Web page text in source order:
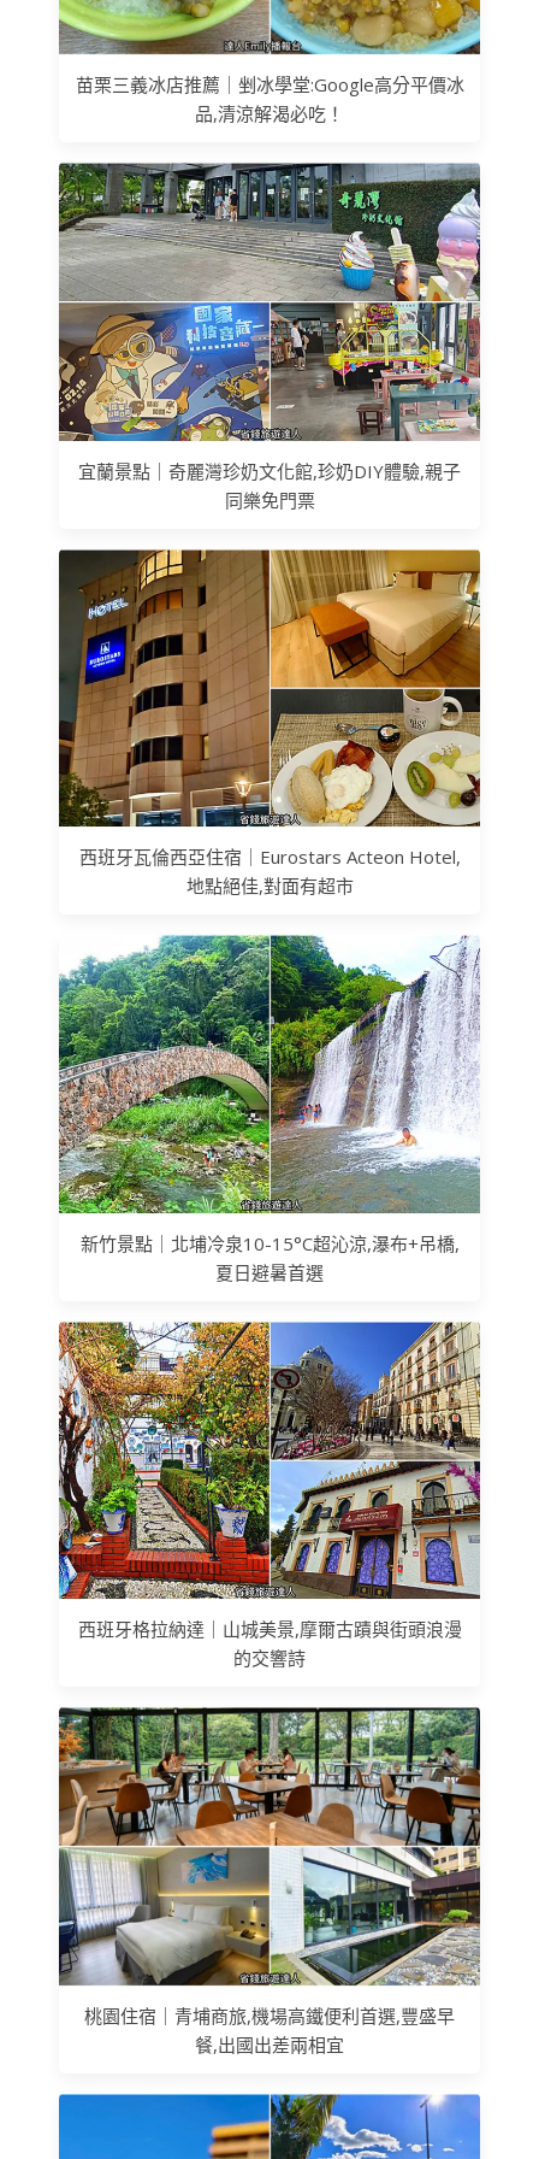
苗栗三義冰店推薦｜剉冰學堂:Google高分平價冰
品,清涼解渴必吃！
宜蘭景點｜奇麗灣珍奶文化館,珍奶DIY體驗,親子
同樂免門票
西班牙瓦倫西亞住宿｜Eurostars Acteon Hotel,
地點絕佳,對面有超市
新竹景點｜北埔冷泉10-15°C超沁涼,瀑布+吊橋,
夏日避暑首選
西班牙格拉納達｜山城美景,摩爾古蹟與街頭浪漫
的交響詩
桃園住宿｜青埔商旅,機場高鐵便利首選,豐盛早
餐,出國出差兩相宜